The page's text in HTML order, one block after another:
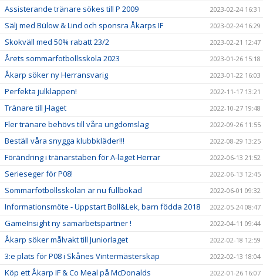
Assisterande tränare sökes till P 2009 2023-02-24 16:31
Sälj med Bülow & Lind och sponsra Åkarps IF 2023-02-24 16:29
Skokväll med 50% rabatt 23/2 2023-02-21 12:47
Årets sommarfotbollsskola 2023 2023-01-26 15:18
Åkarp söker ny Herransvarig 2023-01-22 16:03
Perfekta julklappen! 2022-11-17 13:21
Tränare till J-laget 2022-10-27 19:48
Fler tränare behövs till våra ungdomslag 2022-09-26 11:55
Beställ våra snygga klubbkläder!!! 2022-08-29 13:25
Förändring i tränarstaben för A-laget Herrar 2022-06-13 21:52
Serieseger för P08! 2022-06-13 12:45
Sommarfotbollsskolan är nu fullbokad 2022-06-01 09:32
Informationsmöte - Uppstart Boll&Lek, barn födda 2018 2022-05-24 08:47
GameInsight ny samarbetspartner ! 2022-04-11 09:44
Åkarp söker målvakt till Juniorlaget 2022-02-18 12:59
3:e plats för P08 i Skånes Vintermästerskap 2022-02-13 18:04
Köp ett Åkarp IF & Co Meal på McDonalds 2022-01-26 16:07